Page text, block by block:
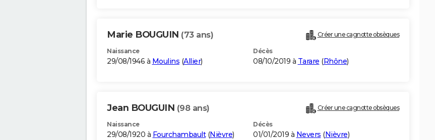
Marie BOUGUIN (73 ans) Créer une cagnotte obsèques
Naissance
29/08/1946 à Moulins (Allier)
Décès
08/10/2019 à Tarare (Rhône)
Jean BOUGUIN (98 ans) Créer une cagnotte obsèques
Naissance
29/08/1920 à Fourchambault(Nièvre)
Décès
01/01/2019 à Nevers (Nièvre)